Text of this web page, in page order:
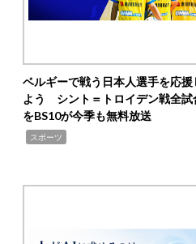
ベルギーで戦う日本人選手を応援
よう シント＝トロイデン戦全試
をBS10が今季も無料放送
スポーツ